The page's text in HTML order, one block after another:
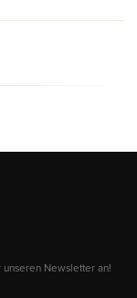
Newsletter an!